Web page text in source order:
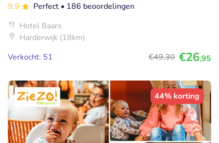
9.9
Perfect • 186 beoordelingen
Hotel Baars
Harderwijk (18km)
Verkocht: 51
€49,30 €26,95
44% korting